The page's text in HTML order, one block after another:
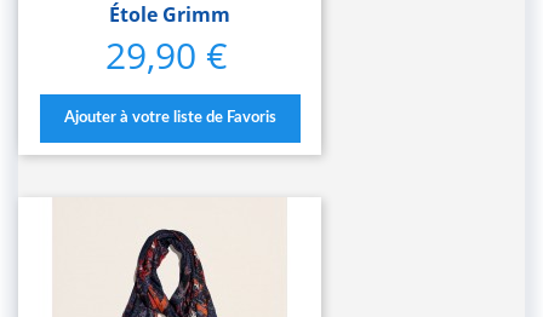
Étole Grimm
Prix
29,90 €
Ajouter à votre liste de Favoris